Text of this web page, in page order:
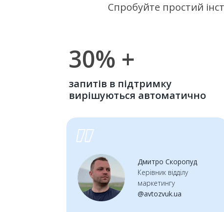
30% +
запитів в підтримку
вирішуються автоматично
Дмитро Скоропуд
Керівник відділу
маркетингу
@avtozvuk.ua
Спробуйте простий